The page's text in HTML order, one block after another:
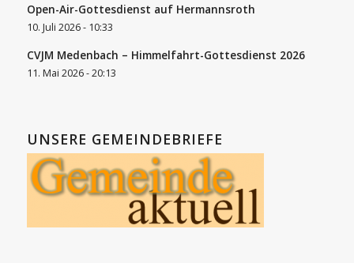
Open-Air-Gottesdienst auf Hermannsroth
10. Juli 2026 - 10:33
CVJM Medenbach – Himmelfahrt-Gottesdienst 2026
11. Mai 2026 - 20:13
UNSERE GEMEINDEBRIEFE